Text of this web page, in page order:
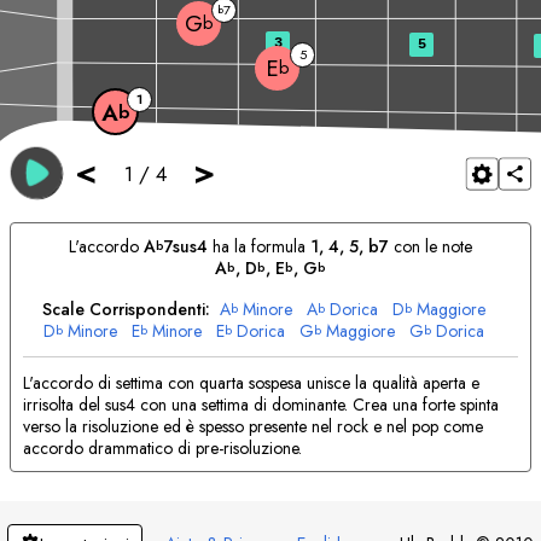
< 1 / 4 >
Ab 1
Eb 5
Gb
b7
3 5
L'accordo Ab7sus4 ha la formula 1, 4, 5, b7 con le note
Ab, Db, Eb, Gb
Scale Corrispondenti: Ab Minore Ab Dorica Db Maggiore
Db Minore Eb Minore Eb Dorica Gb Maggiore Gb Dorica
L'accordo di settima con quarta sospesa unisce la qualità aperta e
irrisolta del sus4 con una settima di dominante. Crea una forte spinta
verso la risoluzione ed è spesso presente nel rock e nel pop come
accordo drammatico di pre-risoluzione.